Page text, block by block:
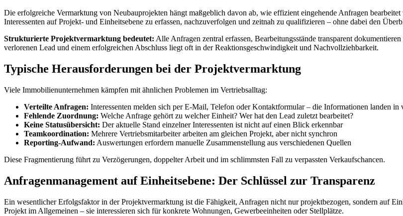
Die erfolgreiche Vermarktung von Neubauprojekten hängt maßgeblich davon ab, wie effizient eingehende Anfragen
Interessenten auf Projekt- und Einheitsebene zu erfassen, nachzuverfolgen und zeitnah zu qualifizieren – ohne dabei den
Strukturierte Projektvermarktung bedeutet: Alle Anfragen zentral erfassen, Bearbeitungsstände transparent
verlorenen Lead und einem erfolgreichen Abschluss liegt oft in der Reaktionsgeschwindigkeit und Nachvollziehbarkeit.
Typische Herausforderungen bei der Projektvermarktung
Viele Immobilienunternehmen kämpfen mit ähnlichen Problemen im Vertriebsalltag:
Verteilte Anfragen: Interessenten melden sich per E-Mail, Telefon oder Kontaktformular – die Informationen landen in
Fehlende Zuordnung: Welche Anfrage gehört zu welcher Einheit? Wer hat den Lead zuletzt bearbeitet?
Keine Statusübersicht: Der aktuelle Stand einzelner Interessenten ist nicht auf einen Blick erkennbar
Teamkoordination: Mehrere Vertriebsmitarbeiter arbeiten am gleichen Projekt, aber nicht synchron
Reporting-Aufwand: Auswertungen erfordern manuelle Zusammenstellung aus verschiedenen Quellen
Diese Fragmentierung führt zu Verzögerungen, doppelter Arbeit und im schlimmsten Fall zu verpassten Verkaufschancen.
Anfragenmanagement auf Einheitsebene: Der Schlüssel zur Transparenz
Ein wesentlicher Erfolgsfaktor in der Projektvermarktung ist die Fähigkeit, Anfragen nicht nur projektbezogen, sondern auf
Projekt im Allgemeinen – sie interessieren sich für konkrete Wohnungen, Gewerbeeinheiten oder Stellplätze.